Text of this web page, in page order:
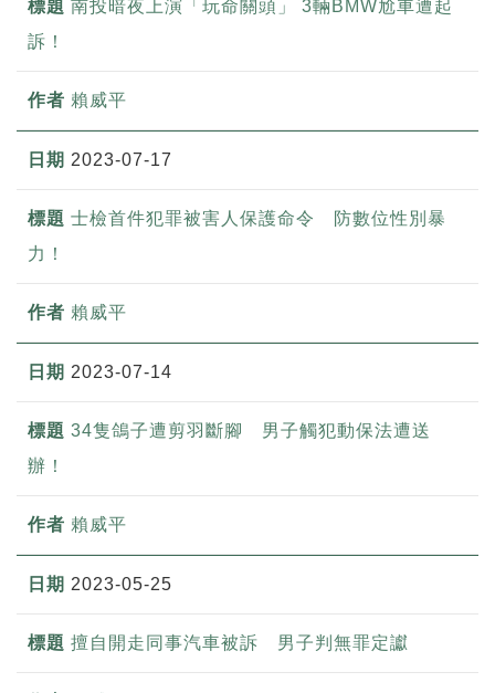
南投暗夜上演「玩命關頭」 3輛BMW尬車遭起
訴！
賴威平
2023-07-17
士檢首件犯罪被害人保護命令 防數位性別暴
力！
賴威平
2023-07-14
34隻鴿子遭剪羽斷腳 男子觸犯動保法遭送
辦！
賴威平
2023-05-25
擅自開走同事汽車被訴 男子判無罪定讞